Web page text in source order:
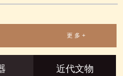
更 多 +
近代文物